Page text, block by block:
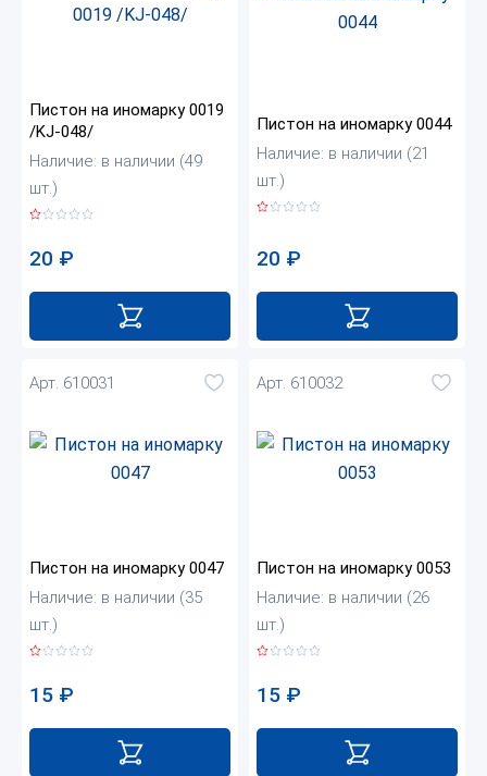
Пистон на иномарку 0019
/KJ-048/
Наличие: в наличии (49
шт.)
20 ₽
Пистон на иномарку 0044
Наличие: в наличии (21
шт.)
20 ₽
Арт. 610031
Пистон на иномарку 0047
Наличие: в наличии (35
шт.)
15 ₽
Арт. 610032
Пистон на иномарку 0053
Наличие: в наличии (26
шт.)
15 ₽